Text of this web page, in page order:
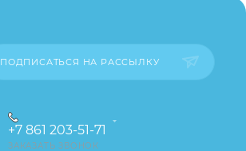
ПОДПИСАТЬСЯ НА РАССЫЛКУ
+7 861 203-51-71
ЗАКАЗАТЬ ЗВОНОК